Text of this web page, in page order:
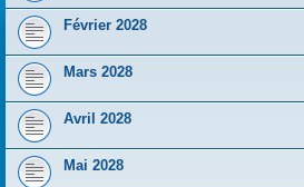
Février 2028
Mars 2028
Avril 2028
Mai 2028